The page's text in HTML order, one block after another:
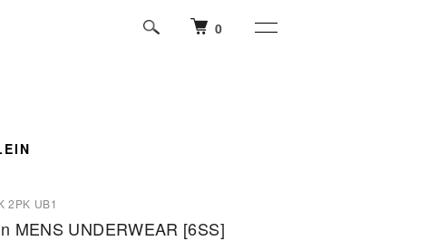
0
2PK UB1
MENS UNDERWEAR [6SS]